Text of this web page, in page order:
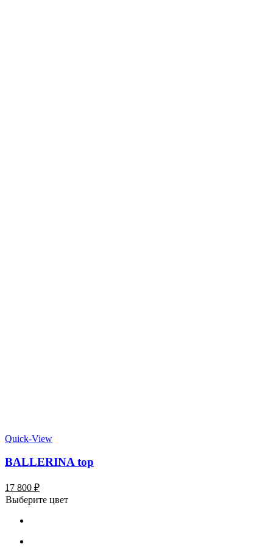
Quick-View
BALLERINA top
17 800 ₽
Выберите цвет